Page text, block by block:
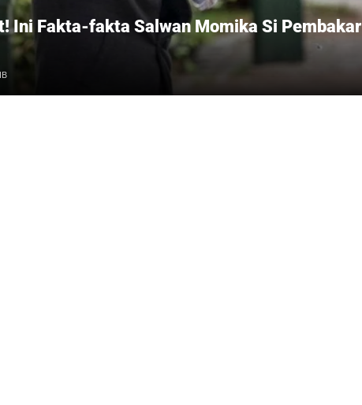
Ini Fakta-fakta Salwan Momika Si Pembakar